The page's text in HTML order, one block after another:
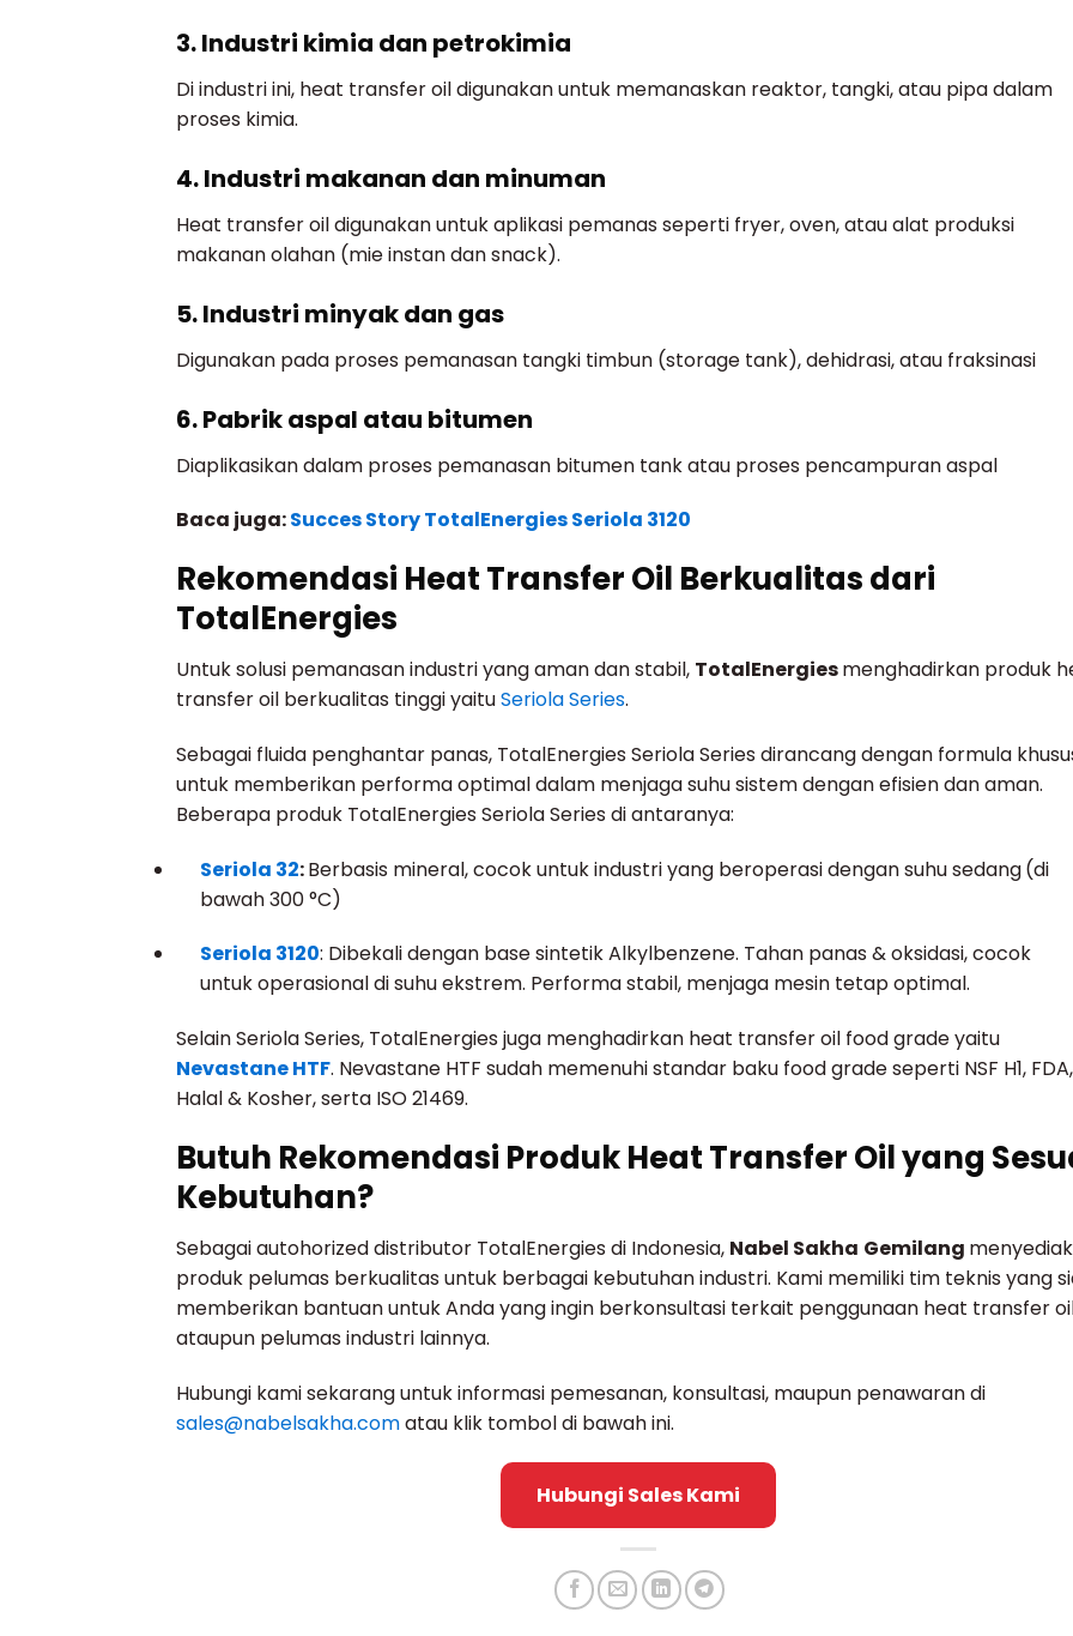
3. Industri kimia dan petrokimia
Di industri ini, heat transfer oil digunakan untuk memanaskan reaktor, tangki, atau pipa dalam
proses kimia.
4. Industri makanan dan minuman
Heat transfer oil digunakan untuk aplikasi pemanas seperti fryer, oven, atau alat produksi
makanan olahan (mie instan dan snack).
5. Industri minyak dan gas
Digunakan pada proses pemanasan tangki timbun (storage tank), dehidrasi, atau fraksinasi
6. Pabrik aspal atau bitumen
Diaplikasikan dalam proses pemanasan bitumen tank atau proses pencampuran aspal
Baca juga:Succes Story TotalEnergies Seriola 3120
Rekomendasi Heat Transfer Oil Berkualitas dari
TotalEnergies
Untuk solusi pemanasan industri yang aman dan stabil, TotalEnergiesmenghadirkan produk
transfer oil berkualitas tinggi yaituSeriola Series.
Sebagai fluida penghantar panas, TotalEnergies Seriola Series dirancang dengan formula
untuk memberikan performa optimal dalam menjaga suhu sistem dengan efisien dan aman.
Beberapa produk TotalEnergies Seriola Series di antaranya:
Seriola 32:Berbasis mineral, cocok untuk industri yang beroperasi dengan suhu sedang(di
bawah 300 °C)
Seriola 3120: Dibekali dengan base sintetik Alkylbenzene. Tahan panas & oksidasi, cocok
untuk operasional di suhu ekstrem. Performa stabil, menjaga mesin tetap optimal.
Selain Seriola Series, TotalEnergies juga menghadirkan heat transfer oil food grade yaitu
Nevastane HTF. Nevastane HTF sudah memenuhi standar baku food grade seperti NSF H1, FDA,
Halal & Kosher, serta ISO 21469.
Butuh Rekomendasi Produk Heat Transfer Oil yang
Kebutuhan?
Sebagai autohorized distributor TotalEnergies di Indonesia, Nabel Sakha Gemilang
produk pelumas berkualitas untuk berbagai kebutuhan industri. Kami memiliki tim teknis yang
memberikan bantuan untuk Anda yang ingin berkonsultasi terkait penggunaan heat transfer
ataupun pelumas industri lainnya.
Hubungi kami sekarang untuk informasi pemesanan, konsultasi, maupun penawaran di
sales@nabelsakha.comatau klik tombol di bawah ini.
Hubungi Sales Kami